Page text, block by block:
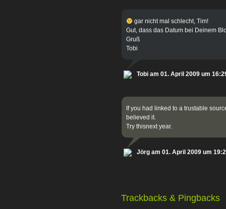
gar nicht mal schlecht, Tim!
Gut, dass das Datum bei Deinem
Gruß
Tobi
Tobi am 01. April 2009 um
If you had linked to a trustable
believed it.
Try thisnext year.
Jörg am 01. April 2009 um
Trackbacks & Pingbacks